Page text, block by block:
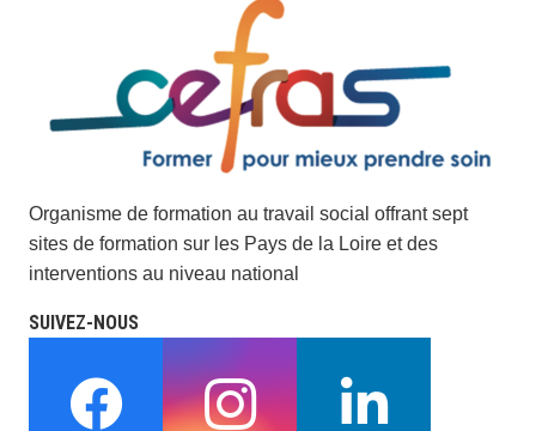
Organisme de formation au travail social offrant sept
sites de formation sur les Pays de la Loire et des
interventions au niveau national
SUIVEZ-NOUS